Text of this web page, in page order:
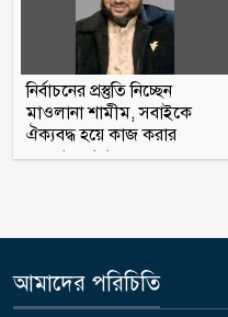
নির্বাচনের প্রস্তুতি নিচ্ছেন
মাওলানা শামীম, সবাইকে
ঐক্যবদ্ধ হয়ে কাজ করার
অহব্বান জানান
আমাদের পরিচিতি